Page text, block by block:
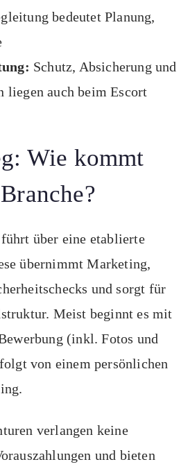
bedeutet Planung,
Schutz, Absicherung und
liegen auch beim Escort
Wie kommt
über eine etablierte
übernimmt Marketing,
und sorgt für
Meist beginnt es mit
(inkl. Fotos und
von einem persönlichen
verlangen keine
und bieten